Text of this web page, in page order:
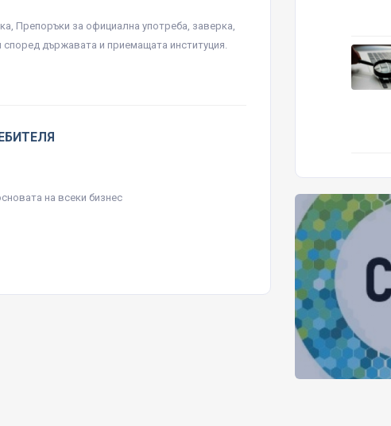
Препоръки за официална употреба, заверка,
според държавата и приемащата институция.
на всеки бизнес